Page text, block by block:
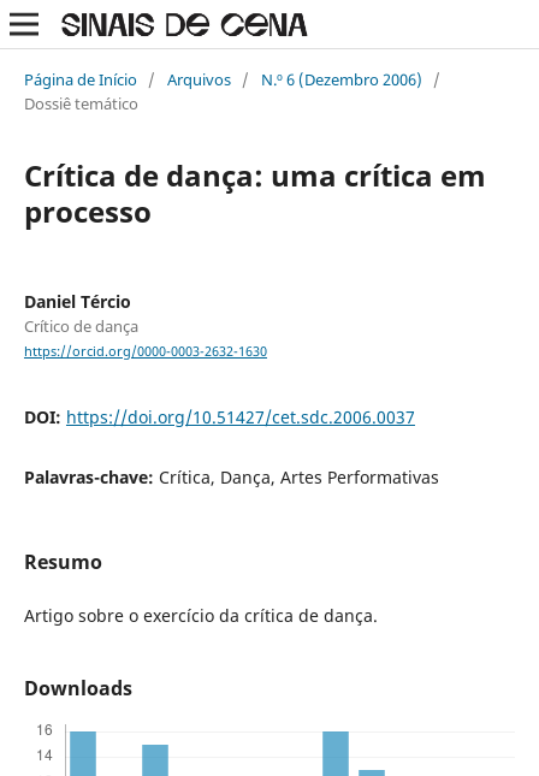
Página de Início / Arquivos / N.º 6 (Dezembro 2006)
/
Dossiê temático
Crítica de dança: uma crítica em
processo
Daniel Tércio
Crítico de dança
https://orcid.org/0000-0003-2632-1630
DOI: https://doi.org/10.51427/cet.sdc.2006.0037
Palavras-chave: Crítica, Dança, Artes Performativas
Resumo
Artigo sobre o exercício da crítica de dança.
Downloads